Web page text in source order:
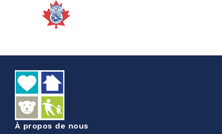
Corporate Challenge Edmonton
juin 09, 2026
5% 50,00 $
À propos de nous